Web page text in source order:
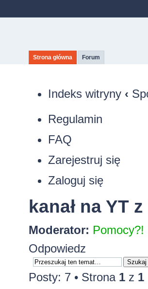
Strona główna Forum
Indeks witryny ‹
Regulamin
FAQ
Zarejestruj się
Zaloguj się
kanał na YT
Moderator: Pomocy?!
Odpowiedz
Posty: 7 • Strona 1z 1